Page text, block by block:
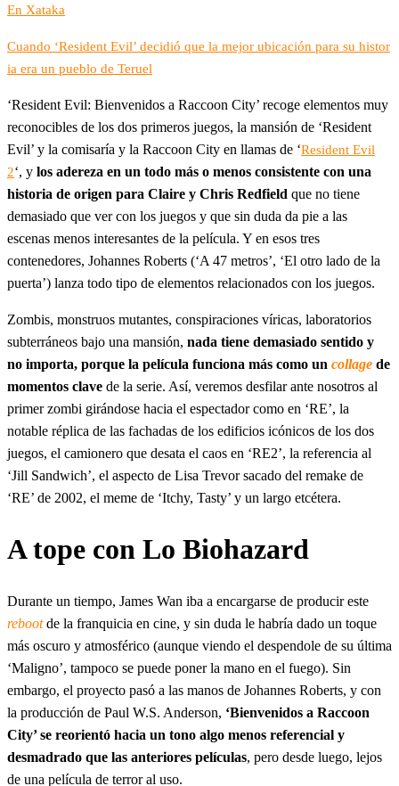
En Xataka
Cuando ‘Resident Evil’ decidió que la mejor ubicación para su histor
ia era un pueblo de Teruel
‘Resident Evil: Bienvenidos a Raccoon City’ recoge elementos muy
reconocibles de los dos primeros juegos, la mansión de ‘Resident
Evil’ y la comisaría y la Raccoon City en llamas de ‘Resident Evil
2‘, y los adereza en un todo más o menos consistente con una
historia de origen para Claire y Chris Redfield que no tiene
demasiado que ver con los juegos y que sin duda da pie a las
escenas menos interesantes de la película. Y en esos tres
contenedores, Johannes Roberts (‘A 47 metros’, ‘El otro lado de la
puerta’) lanza todo tipo de elementos relacionados con los juegos.
Zombis, monstruos mutantes, conspiraciones víricas, laboratorios
subterráneos bajo una mansión, nada tiene demasiado sentido y
no importa, porque la película funciona más como un collage de
momentos clave de la serie. Así, veremos desfilar ante nosotros al
primer zombi girándose hacia el espectador como en ‘RE’, la
notable réplica de las fachadas de los edificios icónicos de los dos
juegos, el camionero que desata el caos en ‘RE2’, la referencia al
‘Jill Sandwich’, el aspecto de Lisa Trevor sacado del remake de
‘RE’ de 2002, el meme de ‘Itchy, Tasty’ y un largo etcétera.
A tope con Lo Biohazard
Durante un tiempo, James Wan iba a encargarse de producir este
rebootde la franquicia en cine, y sin duda le habría dado un toque
más oscuro y atmosférico (aunque viendo el despendole de su última
‘Maligno’, tampoco se puede poner la mano en el fuego). Sin
embargo, el proyecto pasó a las manos de Johannes Roberts, y con
la producción de Paul W.S. Anderson, ‘Bienvenidos a Raccoon
City’ se reorientó hacia un tono algo menos referencial y
desmadrado que las anteriores películas, pero desde luego, lejos
de una película de terror al uso.